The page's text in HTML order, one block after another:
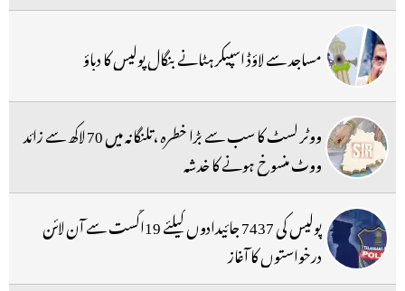
مساجد سے لاؤڈ اسپیکر ہٹانے بنگال پولیس کا دباؤ
ووٹر لسٹ کا سب سے بڑا خطرہ ،تلنگانہ میں 70 لاکھ سے زائد
ووٹ منسوخ ہونے کا خدشہ
پولیس کی 7437 جائیدادوں کیلئے 19اگست سے آن لائن
درخواستوں کا آغاز